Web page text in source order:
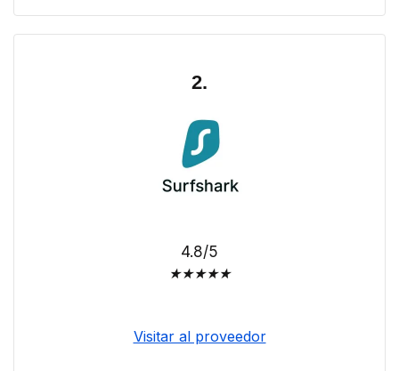
2.
4.8/5
★★★★★
Visitar al proveedor